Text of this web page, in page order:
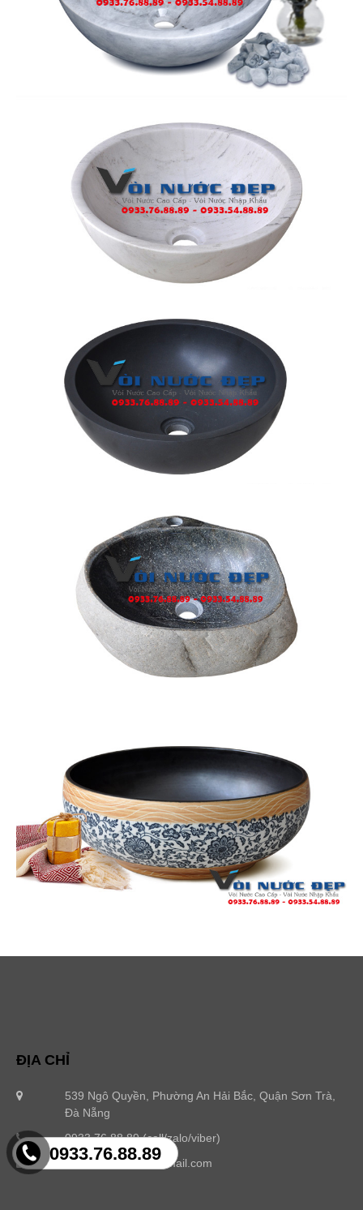
0933.76.88.89
ĐỊA CHỈ
539 Ngô Quyền, Phường An Hải Bắc, Quận Sơn Trà,
Đà Nẵng
0933.76.88.89 (call/zalo/viber)
bontamdep.com@gmail.com